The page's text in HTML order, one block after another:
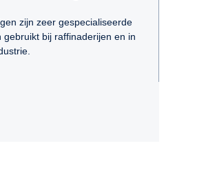
zijn zeer gespecialiseerde
bij raffinaderijen en in